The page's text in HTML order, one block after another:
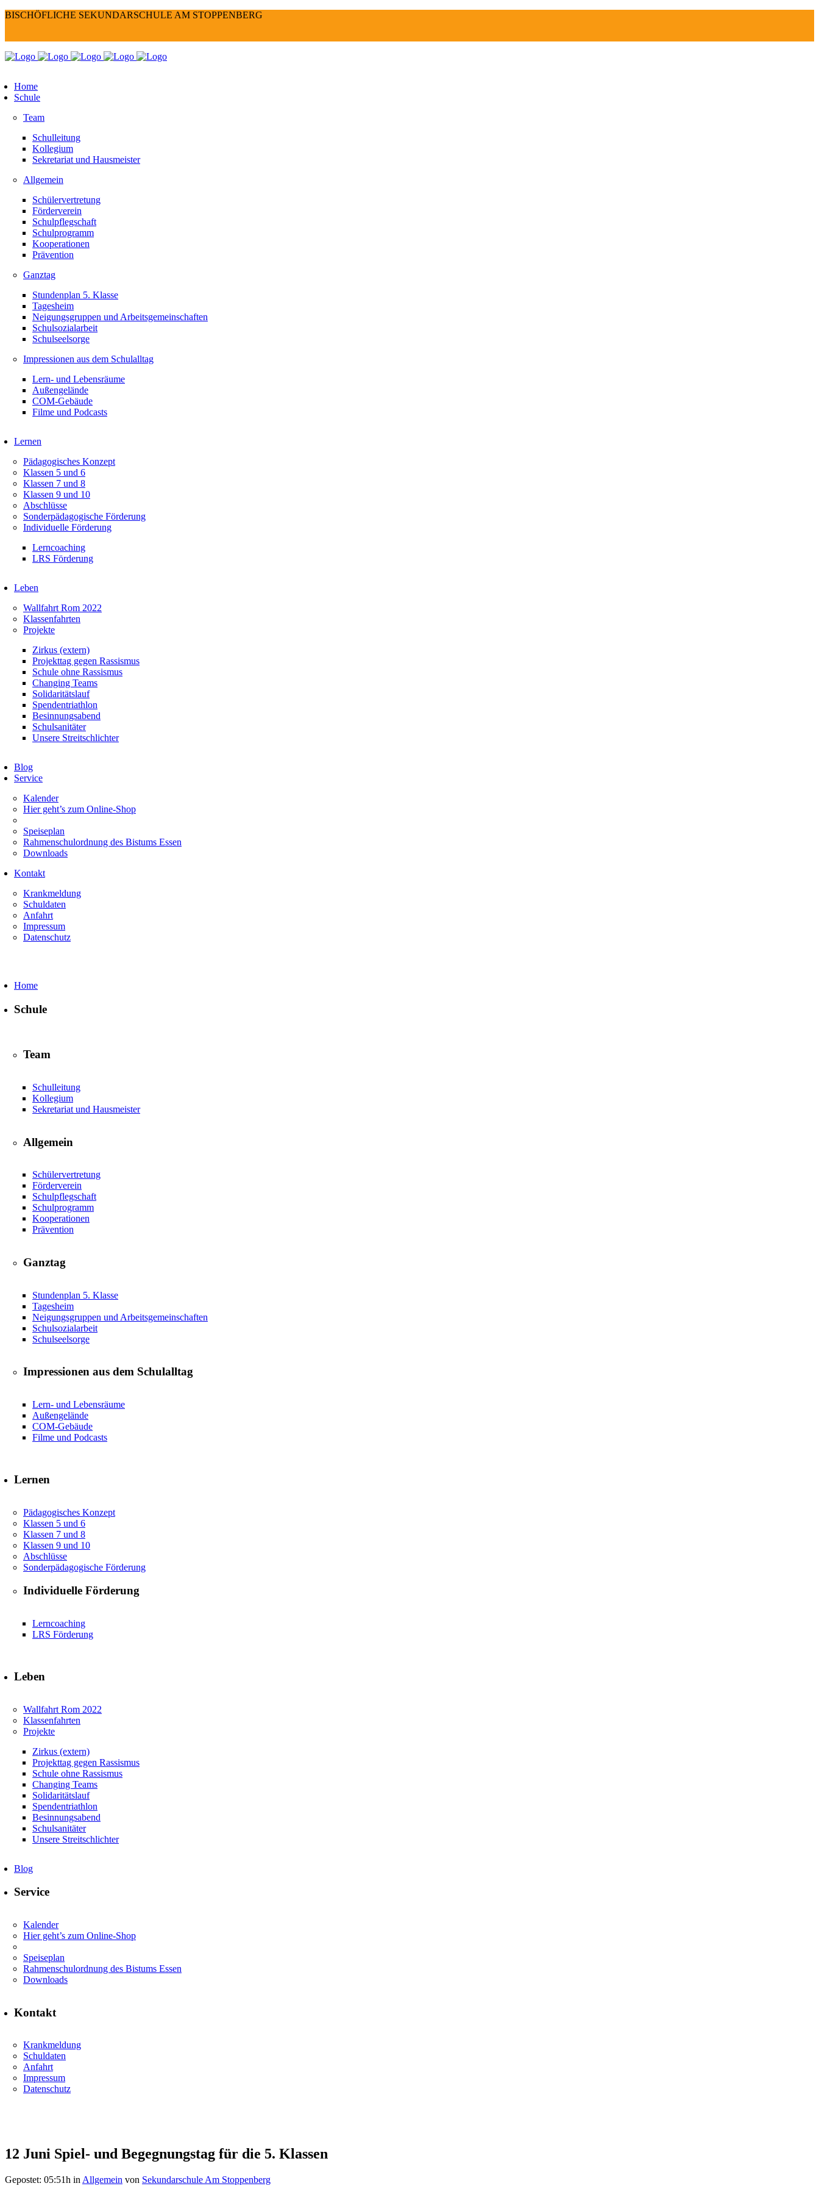
BISCHÖFLICHE SEKUNDARSCHULE AM STOPPENBERG
Home
Schule
Team
Schulleitung
Kollegium
Sekretariat und Hausmeister
Allgemein
Schülervertretung
Förderverein
Schulpflegschaft
Schulprogramm
Kooperationen
Prävention
Ganztag
Stundenplan 5. Klasse
Tagesheim
Neigungsgruppen und Arbeitsgemeinschaften
Schulsozialarbeit
Schulseelsorge
Impressionen aus dem Schulalltag
Lern- und Lebensräume
Außengelände
COM-Gebäude
Filme und Podcasts
Lernen
Pädagogisches Konzept
Klassen 5 und 6
Klassen 7 und 8
Klassen 9 und 10
Abschlüsse
Sonderpädagogische Förderung
Individuelle Förderung
Lerncoaching
LRS Förderung
Leben
Wallfahrt Rom 2022
Klassenfahrten
Projekte
Zirkus (extern)
Projekttag gegen Rassismus
Schule ohne Rassismus
Changing Teams
Solidaritätslauf
Spendentriathlon
Besinnungsabend
Schulsanitäter
Unsere Streitschlichter
Blog
Service
Kalender
Hier geht’s zum Online-Shop
Speiseplan
Rahmenschulordnung des Bistums Essen
Downloads
Kontakt
Krankmeldung
Schuldaten
Anfahrt
Impressum
Datenschutz
Home
Schule
Team
Schulleitung
Kollegium
Sekretariat und Hausmeister
Allgemein
Schülervertretung
Förderverein
Schulpflegschaft
Schulprogramm
Kooperationen
Prävention
Ganztag
Stundenplan 5. Klasse
Tagesheim
Neigungsgruppen und Arbeitsgemeinschaften
Schulsozialarbeit
Schulseelsorge
Impressionen aus dem Schulalltag
Lern- und Lebensräume
Außengelände
COM-Gebäude
Filme und Podcasts
Lernen
Pädagogisches Konzept
Klassen 5 und 6
Klassen 7 und 8
Klassen 9 und 10
Abschlüsse
Sonderpädagogische Förderung
Individuelle Förderung
Lerncoaching
LRS Förderung
Leben
Wallfahrt Rom 2022
Klassenfahrten
Projekte
Zirkus (extern)
Projekttag gegen Rassismus
Schule ohne Rassismus
Changing Teams
Solidaritätslauf
Spendentriathlon
Besinnungsabend
Schulsanitäter
Unsere Streitschlichter
Blog
Service
Kalender
Hier geht’s zum Online-Shop
Speiseplan
Rahmenschulordnung des Bistums Essen
Downloads
Kontakt
Krankmeldung
Schuldaten
Anfahrt
Impressum
Datenschutz
12 Juni Spiel- und Begegnungstag für die 5. Klassen
Gepostet: 05:51h in Allgemein von Sekundarschule Am Stoppenberg